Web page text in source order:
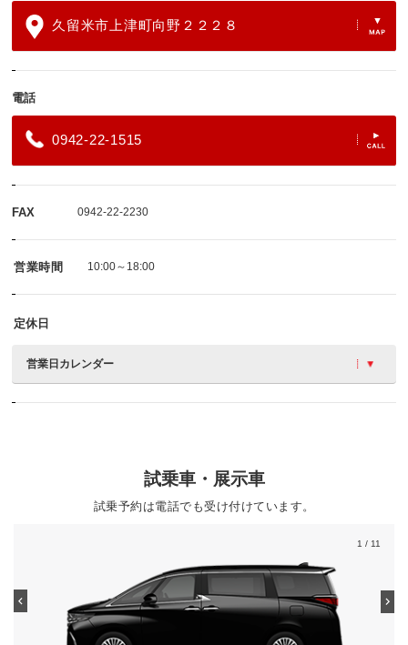
久留米市上津町向野２２２８
電話
0942-22-1515
FAX 0942-22-2230
営業時間 10:00～18:00
定休日
営業日カレンダー
試乗車・展示車
試乗予約は電話でも受け付けています。
1 / 11